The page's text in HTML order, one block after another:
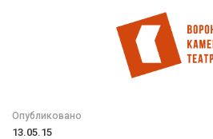
содержанию
Опубликовано
13.05.15